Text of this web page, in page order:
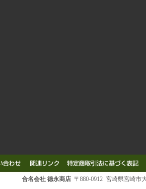
合名会社 徳永商店〒880-0912 宮崎県宮崎市